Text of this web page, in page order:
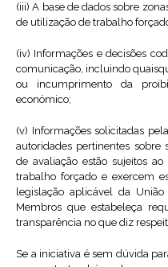
(iii) A base de dados sobre
de utilização de trabalho
(iv) Informações e decisões
comunicação, incluindo
ou incumprimento da
económico;
(v) Informações solicitadas
autoridades pertinentes sobre
de avaliação estão sujeitos
trabalho forçado e exercem
legislação aplicável da
Membros que estabeleça
transparência no que diz
Se a iniciativa é sem dúvida